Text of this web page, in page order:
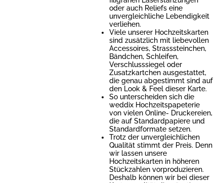
oder auch Reliefs eine
unvergleichliche Lebendigkeit
verliehen.
Viele unserer Hochzeitskarten
sind zusätzlich mit liebevollen
Accessoires, Strasssteinchen,
Bändchen, Schleifen,
Verschlusssiegel oder
Zusatzkartchen ausgestattet,
die genau abgestimmt sind auf
den Look & Feel dieser Karte.
So unterscheiden sich die
weddix Hochzeitspapeterie
von vielen Online- Druckereien,
die auf Standardpapiere und
Standardformate setzen.
Trotz der unvergleichlichen
Qualität stimmt der Preis. Denn
wir lassen unsere
Hochzeitskarten in höheren
Stückzahlen vorproduzieren.
Deshalb können wir bei dieser